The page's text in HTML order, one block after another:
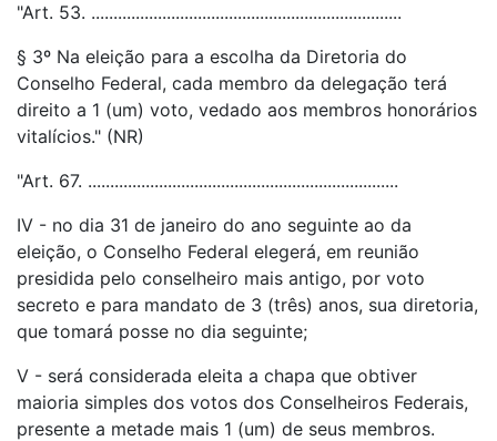
"Art. 53. ......................................................................
§ 3º Na eleição para a escolha da Diretoria do
Conselho Federal, cada membro da delegação terá
direito a 1 (um) voto, vedado aos membros honorários
vitalícios." (NR)
"Art. 67. ......................................................................
IV - no dia 31 de janeiro do ano seguinte ao da
eleição, o Conselho Federal elegerá, em reunião
presidida pelo conselheiro mais antigo, por voto
secreto e para mandato de 3 (três) anos, sua diretoria,
que tomará posse no dia seguinte;
V - será considerada eleita a chapa que obtiver
maioria simples dos votos dos Conselheiros Federais,
presente a metade mais 1 (um) de seus membros.